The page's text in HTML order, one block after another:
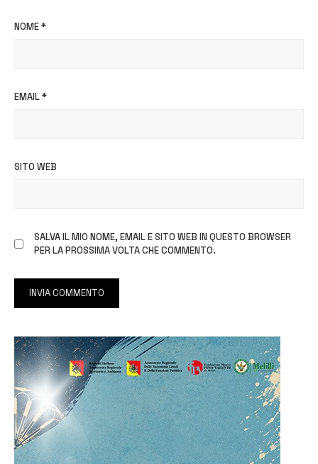
NOME*
EMAIL*
SITO WEB
SALVA IL MIO NOME, EMAIL E SITO WEB IN QUESTO BROWSER
PER LA PROSSIMA VOLTA CHE COMMENTO.